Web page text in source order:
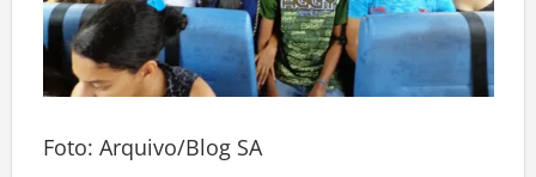
Foto: Arquivo/Blog SA